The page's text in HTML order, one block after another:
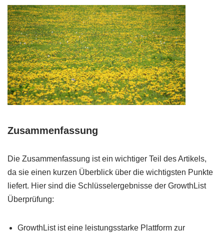
Zusammenfassung
Die Zusammenfassung ist ein wichtiger Teil des Artikels,
da sie einen kurzen Überblick über die wichtigsten Punkte
liefert. Hier sind die Schlüsselergebnisse der GrowthList
Überprüfung:
GrowthList ist eine leistungsstarke Plattform zur